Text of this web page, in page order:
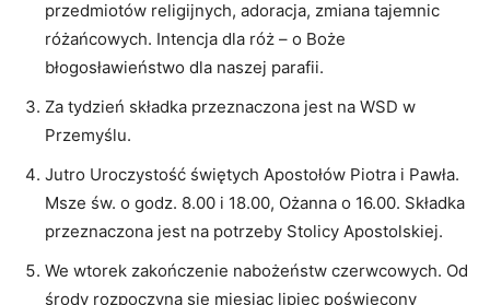
przedmiotów religijnych, adoracja, zmiana tajemnic
różańcowych. Intencja dla róż – o Boże
błogosławieństwo dla naszej parafii.
Za tydzień składka przeznaczona jest na WSD w
Przemyślu.
Jutro Uroczystość świętych Apostołów Piotra i Pawła.
Msze św. o godz. 8.00 i 18.00, Ożanna o 16.00. Składka
przeznaczona jest na potrzeby Stolicy Apostolskiej.
We wtorek zakończenie nabożeństw czerwcowych. Od
środy rozpoczyna się miesiąc lipiec poświęcony